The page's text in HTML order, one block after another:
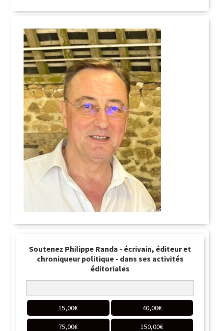
Soutenez Philippe Randa - écrivain, éditeur et
chroniqueur politique - dans ses activités
éditoriales
15,00€ 40,00€
75,00€ 150,00€